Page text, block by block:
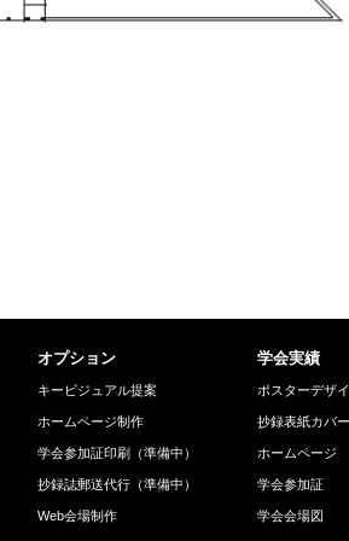
オプション
キービジュアル提案
ホームページ制作
学会参加証印刷（準備中）
抄録誌郵送代行（準備中）
Web会場制作
学会実績
ポスターデザ
抄録表紙カバー
ホームページ
学会参加証
学会会場図